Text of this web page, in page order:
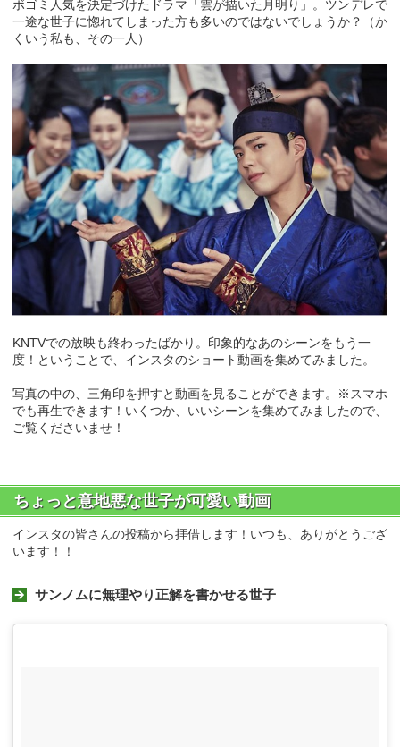
ボゴミ人気を決定づけたドラマ「雲が描いた月明り」。ツンデレで
一途な世子に惚れてしまった方も多いのではないでしょうか？（か
くいう私も、その一人）
KNTVでの放映も終わったばかり。印象的なあのシーンをもう一
度！ということで、インスタのショート動画を集めてみました。
写真の中の、三角印を押すと動画を見ることができます。※スマホ
でも再生できます！いくつか、いいシーンを集めてみましたので、
ご覧くださいませ！
ちょっと意地悪な世子が可愛い動画
インスタの皆さんの投稿から拝借します！いつも、ありがとうござ
います！！
サンノムに無理やり正解を書かせる世子